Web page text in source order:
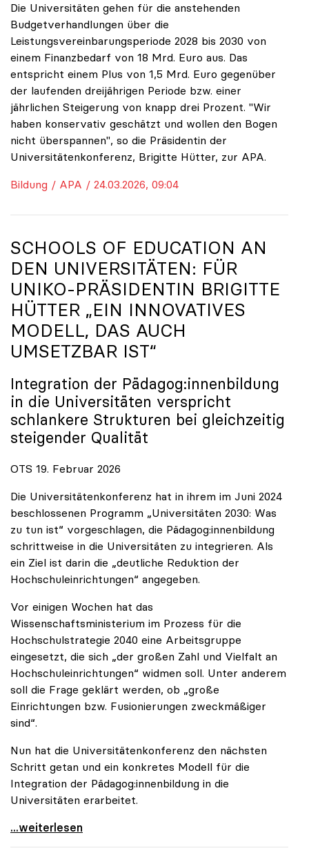
Die Universitäten gehen für die anstehenden
Budgetverhandlungen über die
Leistungsvereinbarungsperiode 2028 bis 2030 von
einem Finanzbedarf von 18 Mrd. Euro aus. Das
entspricht einem Plus von 1,5 Mrd. Euro gegenüber
der laufenden dreijährigen Periode bzw. einer
jährlichen Steigerung von knapp drei Prozent. "Wir
haben konservativ geschätzt und wollen den Bogen
nicht überspannen", so die Präsidentin der
Universitätenkonferenz, Brigitte Hütter, zur APA.
Bildung / APA / 24.03.2026, 09:04
SCHOOLS OF EDUCATION AN
DEN UNIVERSITÄTEN: FÜR
UNIKO-PRÄSIDENTIN BRIGITTE
HÜTTER „EIN INNOVATIVES
MODELL, DAS AUCH
UMSETZBAR IST“
Integration der Pädagog:innenbildung
in die Universitäten verspricht
schlankere Strukturen bei gleichzeitig
steigender Qualität
OTS 19. Februar 2026
Die Universitätenkonferenz hat in ihrem im Juni 2024
beschlossenen Programm „Universitäten 2030: Was
zu tun ist“ vorgeschlagen, die Pädagog:innenbildung
schrittweise in die Universitäten zu integrieren. Als
ein Ziel ist darin die „deutliche Reduktion der
Hochschuleinrichtungen“ angegeben.
Vor einigen Wochen hat das
Wissenschaftsministerium im Prozess für die
Hochschulstrategie 2040 eine Arbeitsgruppe
eingesetzt, die sich „der großen Zahl und Vielfalt an
Hochschuleinrichtungen“ widmen soll. Unter anderem
soll die Frage geklärt werden, ob „große
Einrichtungen bzw. Fusionierungen zweckmäßiger
sind“.
Nun hat die Universitätenkonferenz den nächsten
Schritt getan und ein konkretes Modell für die
Integration der Pädagog:innenbildung in die
Universitäten erarbeitet.
Schools of Education an den Universitäten: Für
...weiterlesen